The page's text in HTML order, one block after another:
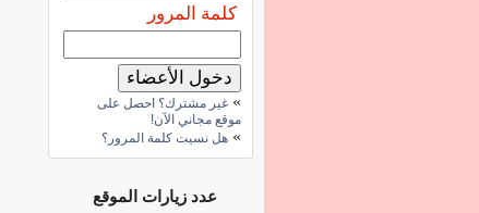
كلمة المرور
» غير مشترك؟ احصل على
موقع مجاني الآن!
» هل نسيت كلمة المرور؟
عدد زيارات الموقع